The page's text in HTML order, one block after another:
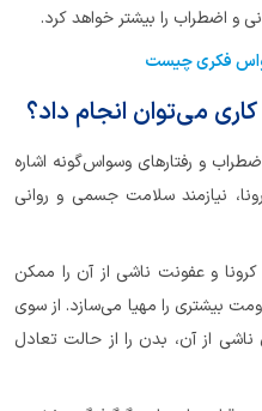
و اضطراب را بیشتر خواهد کرد.
فکری چیست
می‌توان انجام داد؟
و رفتارهای وسواس‌گونه اشاره
نیازمند سلامت جسمی و روانی
و عفونت ناشی از آن را ممکن
بیشتری را مهیا می‌سازد. از سوی
از آن، بدن را از حالت تعادل